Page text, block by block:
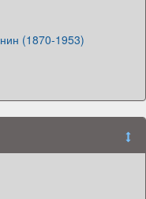
(1870-1953)